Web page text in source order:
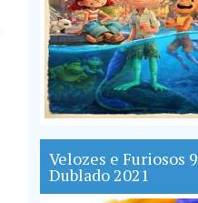
Velozes e Furiosos 9
Dublado 2021